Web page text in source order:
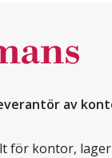
av
för kontor,